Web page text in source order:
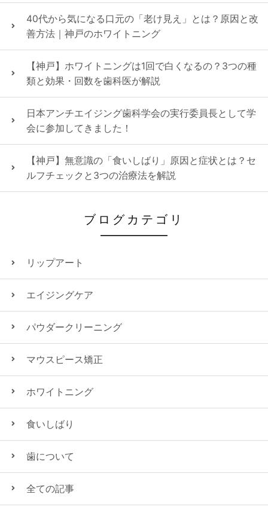
40代から気になる口元の「老け見え」とは？原因と改
善方法｜神戸のホワイトニング
【神戸】ホワイトニングは1回で白くなるの？3つの種
類と効果・回数を歯科医が解説
日本アンチエイジング歯科学会の実行委員長として学
会に参加してきました！
【神戸】無意識の「食いしばり」原因と症状とは？セ
ルフチェックと3つの治療法を解説
ブログカテゴリ
リップアート
エイジングケア
パウダークリーニング
マウスピース矯正
ホワイトニング
食いしばり
歯について
全ての記事